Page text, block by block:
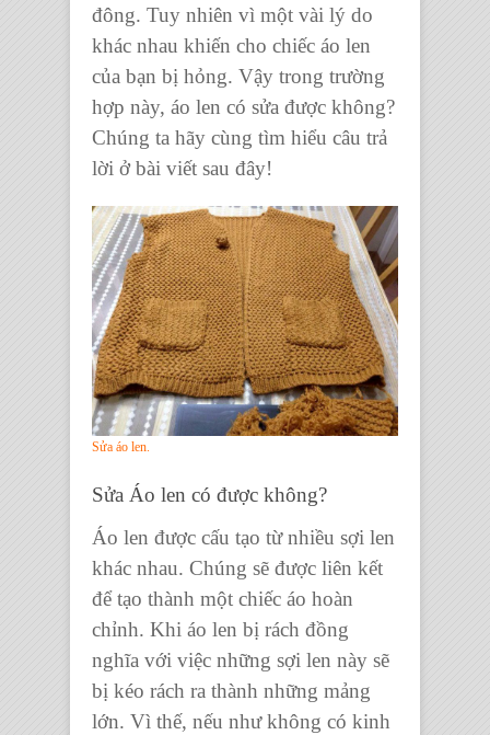
đông. Tuy nhiên vì một vài lý do
khác nhau khiến cho chiếc áo len
của bạn bị hỏng. Vậy trong trường
hợp này, áo len có sửa được không?
Chúng ta hãy cùng tìm hiểu câu trả
lời ở bài viết sau đây!
Sửa áo len.
Sửa Áo len có được không?
Áo len được cấu tạo từ nhiều sợi len
khác nhau. Chúng sẽ được liên kết
để tạo thành một chiếc áo hoàn
chỉnh. Khi áo len bị rách đồng
nghĩa với việc những sợi len này sẽ
bị kéo rách ra thành những mảng
lớn. Vì thế, nếu như không có kinh